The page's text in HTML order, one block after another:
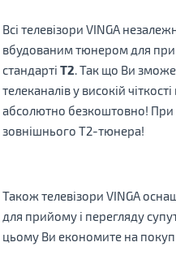
Всі телевізори VINGA
вбудованим тюнером для
стандарті T2. Так що Ви
телеканалів у високій
абсолютно безкоштовно!
зовнішнього T2-тюнера!
Також телевізори VINGA
для прийому і перегляду
цьому Ви економите на